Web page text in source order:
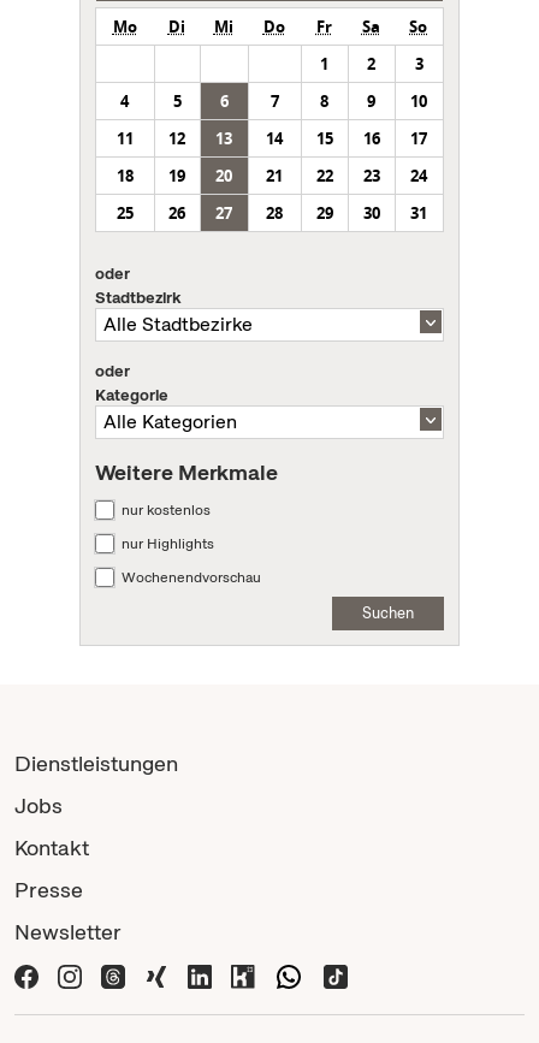
Mo Di Mi Do Fr Sa
So
1
2
3
4
5 6 7 8 9
10
11
12 13 14 15 16
17
18
19 20 21 22 23
24
25
26 27 28 29 30 31
oder
Stadtbezirk
oder
Kategorie
Weitere Merkmale
nur kostenlos
nur Highlights
Wochenendvorschau
Suchen
Dienstleistungen
Jobs
Kontakt
Presse
Newsletter